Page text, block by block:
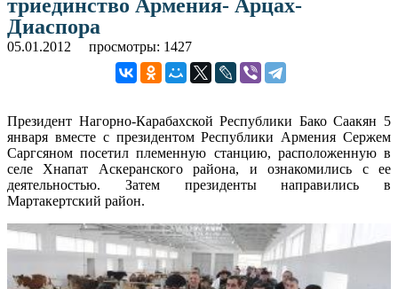
триединство Армения- Арцах-
Диаспора
05.01.2012 просмотры: 1427
Президент Нагорно-Карабахской Республики Бако Саакян 5
января вместе с президентом Республики Армения Сержем
Саргсяном посетил племенную станцию, расположенную в
селе Хнапат Аскеранского района, и ознакомились с ее
деятельностью. Затем президенты направились в
Мартакертский район.